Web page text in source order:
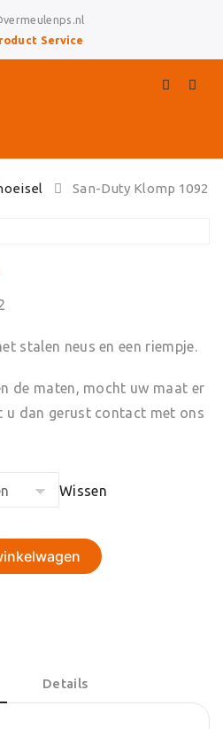
Service
San-Duty Klomp 1092
stalen neus en een riempje.
de maten, mocht uw maat er
u dan gerust contact met ons
Wissen
Details